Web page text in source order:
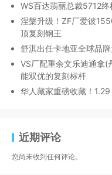
WS百达翡丽总裁5712
涅槃升级！ZF厂爱彼
顶复刻钢王
舒淇出任卡地亚全球品
VS厂配重余文乐迪通拿(
能双优的复刻标杆
华人藏家重磅收藏！
近期评论
您尚未收到任何评论。